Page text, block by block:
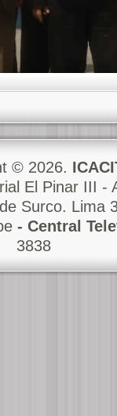
© 2026.
El Pinar III -
Surco. Lima
- Central
3838